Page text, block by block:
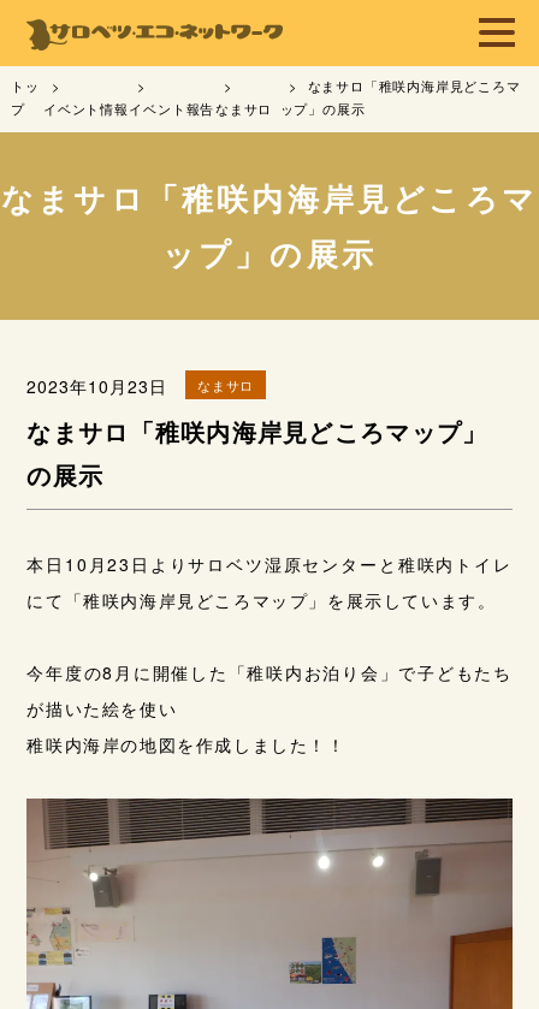
トッ
プ
イベント情報イベント報告なまサロ
なまサロ「稚咲内海岸見どころマ
ップ」の展示
なまサロ「稚咲内海岸見どころマ
ップ」の展示
2023年10月23日 なまサロ
なまサロ「稚咲内海岸見どころマップ」
の展示
本日10月23日よりサロベツ湿原センターと稚咲内トイレ
にて「稚咲内海岸見どころマップ」を展示しています。
今年度の8月に開催した「稚咲内お泊り会」で子どもたち
が描いた絵を使い
稚咲内海岸の地図を作成しました！！